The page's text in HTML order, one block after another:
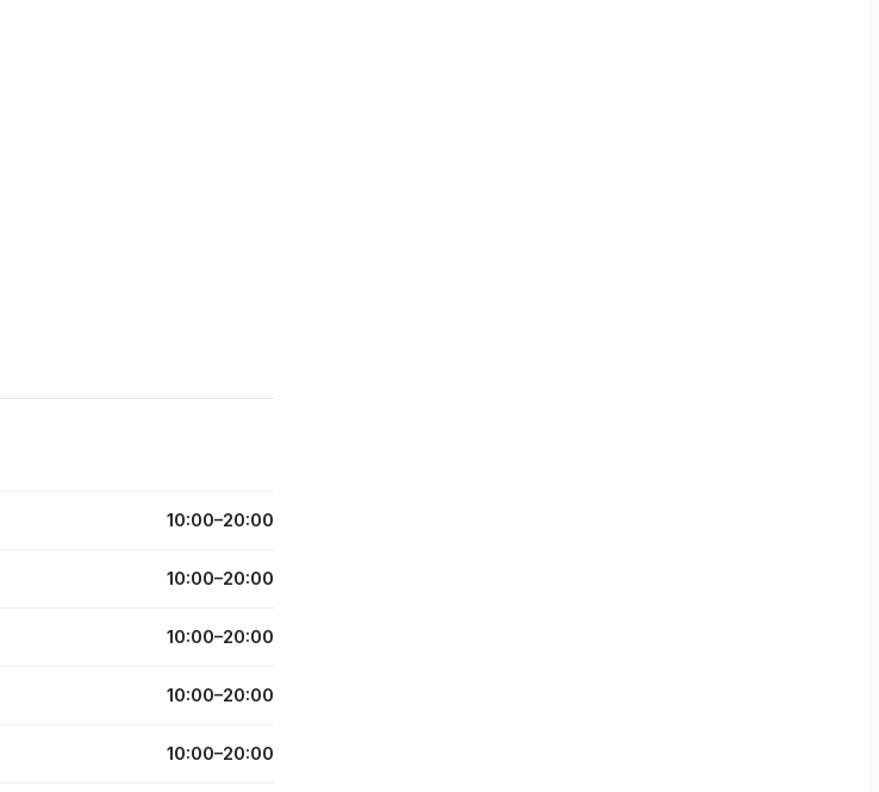
10:00–20:00
10:00–20:00
10:00–20:00
10:00–20:00
10:00–20:00